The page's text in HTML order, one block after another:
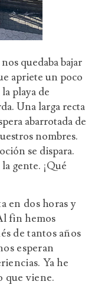
quedaba bajar
apriete un poco
playa de
Una larga recta
abarrotada de
nombres.
se dispara.
gente. ¡Qué
en dos horas y
fin hemos
de tantos años
esperan
Ya he
que viene.